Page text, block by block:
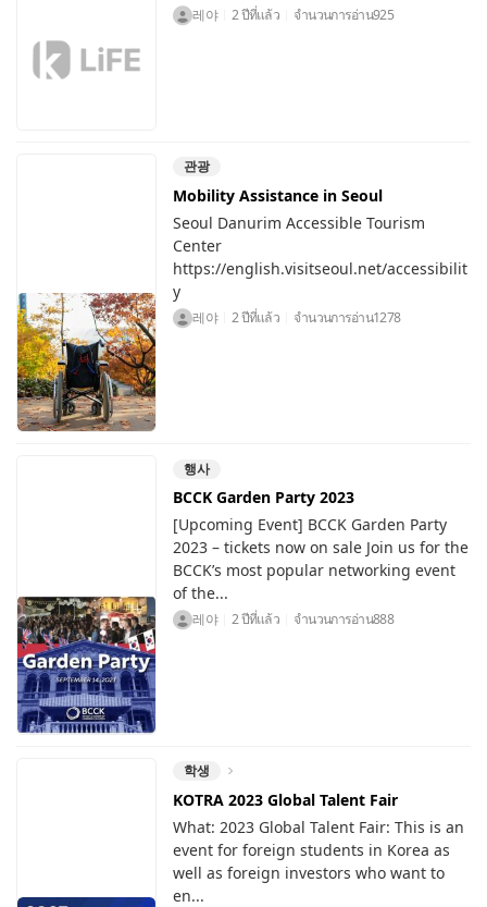
레야 2 ปีที่แล้ว จำนวนการอ่าน925
관광
Mobility Assistance in Seoul
Seoul Danurim Accessible Tourism
Center
https://english.visitseoul.net/accessibilit
y
레야 2 ปีที่แล้ว จำนวนการอ่าน1278
행사
BCCK Garden Party 2023
[Upcoming Event] BCCK Garden Party
2023 – tickets now on sale Join us for the
BCCK’s most popular networking event
of the...
레야 2 ปีที่แล้ว จำนวนการอ่าน888
학생
KOTRA 2023 Global Talent Fair
What: 2023 Global Talent Fair: This is an
event for foreign students in Korea as
well as foreign investors who want to
en...